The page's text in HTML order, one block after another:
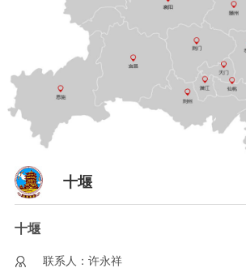
十堰
十堰
联系人：许永祥